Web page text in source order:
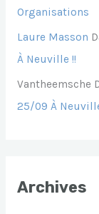
Organisations
Laure Masson
À Neuville !!
Vantheemsche
25/09 À
Archives